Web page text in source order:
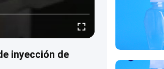
inyección de